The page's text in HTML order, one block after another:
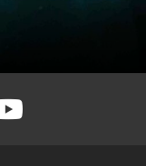
youtube